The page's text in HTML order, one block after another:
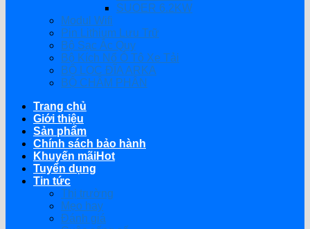
SUOER 6.2KW
Modul Wifi
Pin Lithium Lưu Trữ
Bộ Sạc Ắc Quy
Bộ Kích Nổ Ô Tô Xe Tải
BỘ LỌC ĐĨA ARKA
BỘ CHÂM PHÂN
Trang chủ
Giới thiệu
Sản phẩm
Chính sách bảo hành
Khuyến mãi
Tuyển dụng
Tin tức
Thị trường
Mẹo hay
Đánh giá